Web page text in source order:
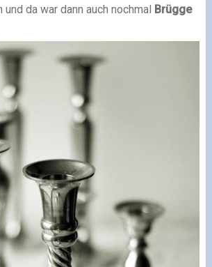
da war dann auch nochmal Brügge